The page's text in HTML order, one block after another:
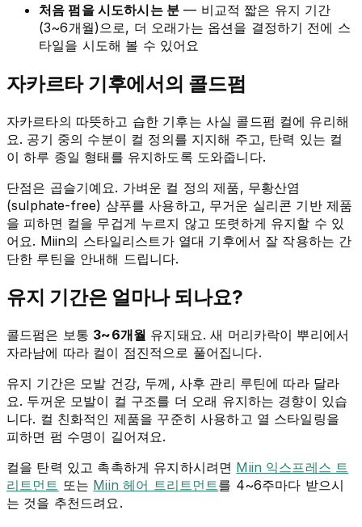
처음 펌을 시도하시는 분 — 비교적 짧은 유지 기간
(3~6개월)으로, 더 오래가는 옵션을 결정하기 전에 스
타일을 시도해 볼 수 있어요
자카르타 기후에서의 콜드펌
자카르타의 따뜻하고 습한 기후는 사실 콜드펌 컬에 유리해
요. 공기 중의 수분이 컬 정의를 지지해 주고, 탄력 있는 컬
이 하루 종일 형태를 유지하도록 도와줍니다.
단점은 곱슬기예요. 가벼운 컬 정의 제품, 무황산염
(sulphate-free) 샴푸를 사용하고, 무거운 실리콘 기반 제품
을 피하면 컬을 무겁게 누르지 않고 또렷하게 유지할 수 있
어요. Miin의 스타일리스트가 열대 기후에서 잘 작용하는 간
단한 루틴을 안내해 드립니다.
유지 기간은 얼마나 되나요?
콜드펌은 보통 3~6개월 유지돼요. 새 머리카락이 뿌리에서
자라남에 따라 컬이 점진적으로 풀어집니다.
유지 기간은 모발 건강, 두께, 사후 관리 루틴에 따라 달라
요. 두꺼운 모발이 컬 구조를 더 오래 유지하는 경향이 있습
니다. 컬 친화적인 제품을 꾸준히 사용하고 열 스타일링을
피하면 펌 수명이 길어져요.
컬을 탄력 있고 촉촉하게 유지하시려면 Miin 익스프레스 트
리트먼트 또는 Miin 헤어 트리트먼트를 4~6주마다 받으시
는 것을 추천드려요.